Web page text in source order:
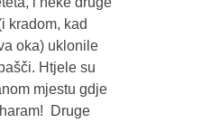
kradom, kad
oka) uklonile
Htjele su
mjestu gdje
Druge